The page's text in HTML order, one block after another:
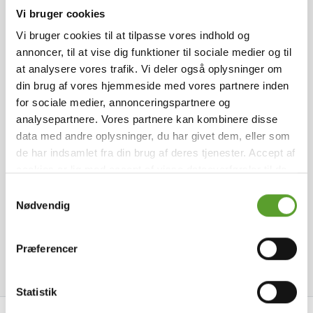
Vi bruger cookies
Vi bruger cookies til at tilpasse vores indhold og
annoncer, til at vise dig funktioner til sociale medier og til
at analysere vores trafik. Vi deler også oplysninger om
din brug af vores hjemmeside med vores partnere inden
for sociale medier, annonceringspartnere og
analysepartnere. Vores partnere kan kombinere disse
data med andre oplysninger, du har givet dem, eller som
de har indsamlet fra din brug af deres tjenester. Accept af
Nødvendig
Præferencer
Statistik
eller foretrækker at bo i vores huse,
campinghytter eller lejligheder, har vi plads til jer.
I vågner op til frisk luft og natur og en aktiv dag.
Med et sportspas tilkøber I adgang til
SportsCenter Danmarks mange faciliteter:
• Svømmehal med børnepool, bassin med
vipper i 3 højder, sportsbassin
• Wellness område med varmtvandsbassin, flere
saunaer bla. IR-sauna, dampbad, salt kar, jacuzzi.
• Fitnesscenter med topmoderne udstyr, cross fit
• Indendørs haller til boldspil, badminton og
• Udendørsbaner og idrætsfaciliteter herunder
Udvalgte faciliteter
Luksushytte Autocamperpladser Lejlighed
Kontakt SportsCenter Danmark
Sportscamping
Petersmindevej 5a, 6600 Vejen
Føj til favoritter